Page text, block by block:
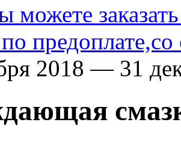
можете
предоплате,со
2018 — 31